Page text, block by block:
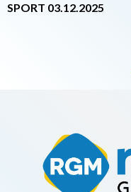
SPORT 03.12.2025